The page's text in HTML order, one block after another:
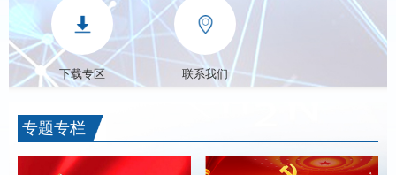
下载专区 联系我们
专题专栏